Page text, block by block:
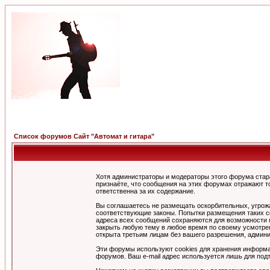
Список форумов Сайт "Автомат и гитара"
Хотя администраторы и модераторы этого форума
признаёте, что сообщения на этих форумах отражают
ответственна за их содержание.
Вы соглашаетесь не размещать оскорбительных,
соответствующие законы. Попытки размещения таких
адреса всех сообщений сохраняются для
закрыть любую тему в любое время по своему
открыта третьим лицам без вашего разрешения,
Эти форумы используют cookies для хранения
форумов. Ваш e-mail адрес используется лишь для